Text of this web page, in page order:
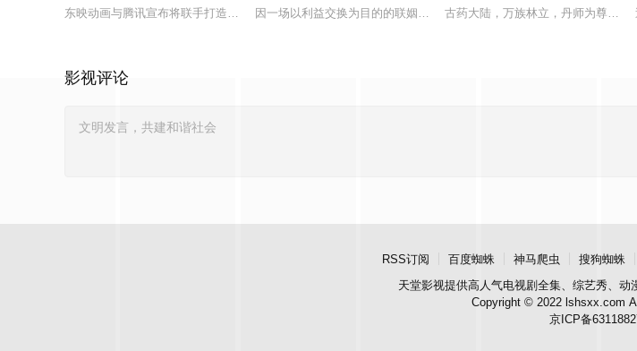
东映动画与腾讯宣布将联手打造『花仙子』全新动画 新作将继承经典、结合潮流、呈现崭新的花仙子世界。
因一场以利益交换为目的的联姻，太玄楼刺客江元与九璇宗圣女韶月奉命
古药大陆，万族林立，丹师为尊；双
影视评论
RSS订阅 百度蜘蛛 神马爬虫 搜狗蜘蛛
天堂影视提供高人气电视剧全集、综艺秀、动
Copyright © 2022 lshsxx.com
京ICP备